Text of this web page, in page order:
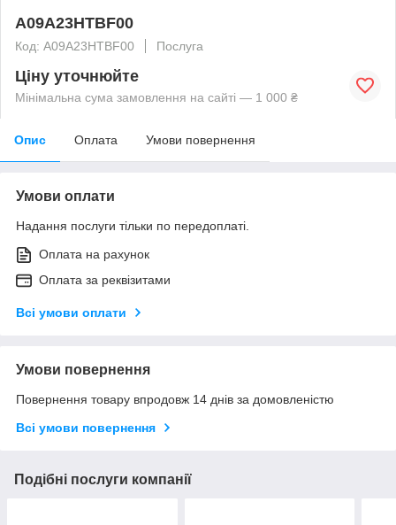
A09A23HTBF00
Код: A09A23HTBF00 Послуга
Ціну уточнюйте
Мінімальна сума замовлення на сайті — 1 000 ₴
Опис Оплата Умови повернення
Умови оплати
Надання послуги тільки по передоплаті.
Оплата на рахунок
Оплата за реквізитами
Всі умови оплати
Умови повернення
Повернення товару впродовж 14 днів за домовленістю
Всі умови повернення
Подібні послуги компанії